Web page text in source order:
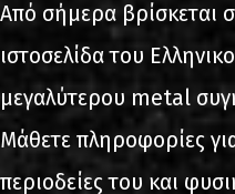
Από σήμερα βρίσκεται
ιστοσελίδα του
μεγαλύτερου metal
Μάθετε πληροφορίες
περιοδείες του και